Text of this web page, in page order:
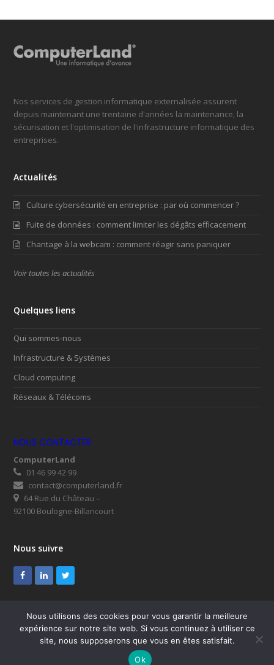
Nos services de gestion informatique externalisée assurent
depuis maintenant une trentaine d'années la maintenance, la
sécurisation et l'optimisation de l'infrastructure informatique des
entreprises.
Actualités
Culture cybersécurité en entreprise : par où commencer ?
Fuite de données : comment limiter les dégâts efficacement
Chantage à la webcam : comment réagir sans paniquer
Voir toutes les actualités
Quelques liens
Qui sommes-nous
Infrastructure & Systèmes
Cloud computing
Réseaux & Télécoms
NOUS CONTACTER
ComputerLand
01 46 99 42 99
contact@computerland.fr
64 Rue du Château –
92100 Boulogne-Billancourt
Nous suivre
Facebook
LinkedInTwitter
© ComputerLand 2026
SUPPORT
Mentions légales
Nous contacter
Nous utilisons des cookies pour vous garantir la meilleure
expérience sur notre site web. Si vous continuez à utiliser ce
site, nous supposerons que vous en êtes satisfait.
Ok